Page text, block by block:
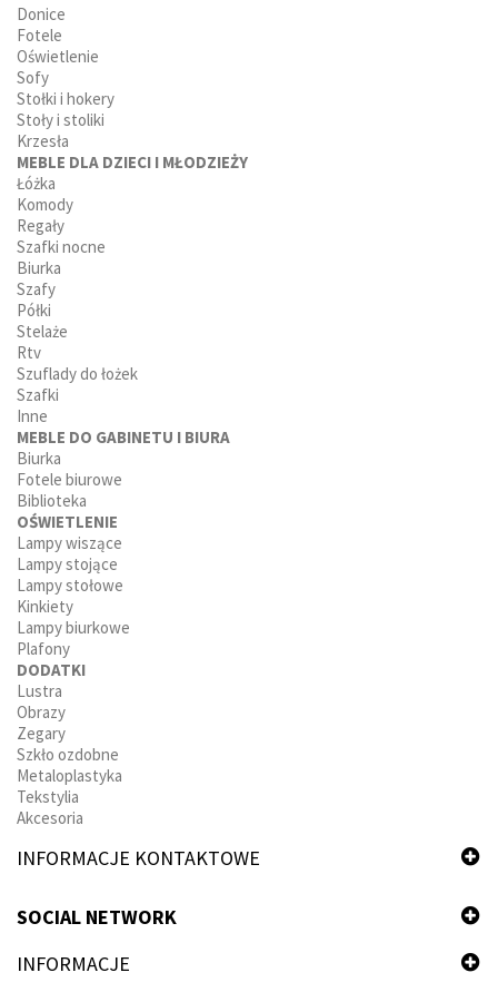
Donice
Fotele
Oświetlenie
Sofy
Stołki i hokery
Stoły i stoliki
Krzesła
MEBLE DLA DZIECI I MŁODZIEŻY
Łóżka
Komody
Regały
Szafki nocne
Biurka
Szafy
Półki
Stelaże
Rtv
Szuflady do łożek
Szafki
Inne
MEBLE DO GABINETU I BIURA
Biurka
Fotele biurowe
Biblioteka
OŚWIETLENIE
Lampy wiszące
Lampy stojące
Lampy stołowe
Kinkiety
Lampy biurkowe
Plafony
DODATKI
Lustra
Obrazy
Zegary
Szkło ozdobne
Metaloplastyka
Tekstylia
Akcesoria
INFORMACJE KONTAKTOWE
SOCIAL NETWORK
INFORMACJE